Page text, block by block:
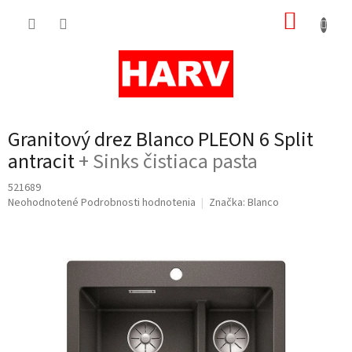
Granitový drez Blanco PLEON 6 Split
antracit+ Sinks čistiaca pasta
521689
Priemerné
Neohodnotené Podrobnosti hodnotenia Značka: Blanco